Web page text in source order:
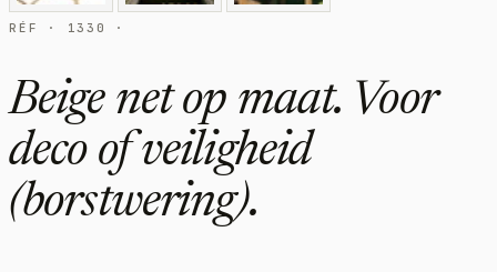
RÉF · 1330 ·
Beige net op maat. Voor
deco of veiligheid
(borstwering).